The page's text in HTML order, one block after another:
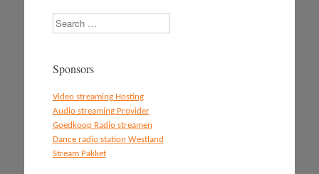
Search
Sponsors
Video streaming Hosting
Audio streaming Provider
Goedkoop Radio streamen
Dance radio station Westland
Stream Pakket